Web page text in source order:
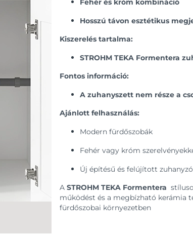
Fehér és króm kombináció
Hosszú távon esztétikus
Kiszerelés tartalma:
STROHM TEKA Formentera
Fontos információ:
A zuhanyszett nem része a
Ajánlott felhasználás:
Modern fürdőszobák
Fehér vagy króm
Új építésű és felújított
A STROHM TEKA Formentera
működést és a megbízható kerámia
fürdőszobai környezetben